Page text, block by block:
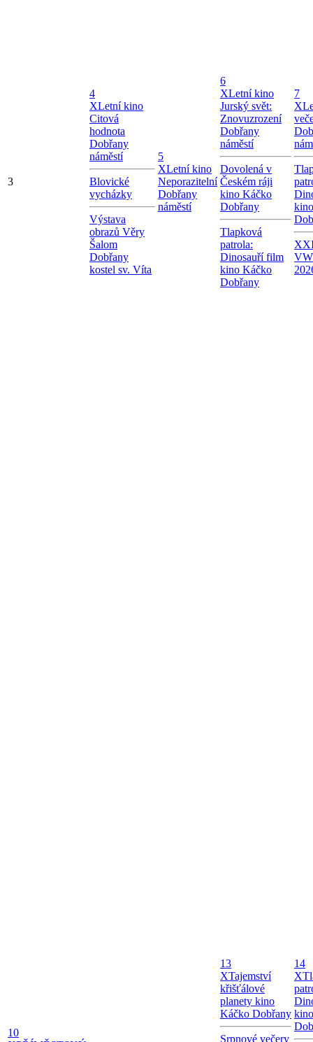
3
4
XLetní kino
Citová
hodnota
Dobřany
náměstí
Blovické
vycházky
Výstava
obrazů Věry
Šalom
Dobřany
kostel sv. Víta
5
XLetní kino
Neporazitelní
Dobřany
náměstí
6
XLetní kino
Jurský svět:
Znovuzrození
Dobřany
náměstí
Dovolená v
Českém ráji
kino Káčko
Dobřany
Tlapková
patrola:
Dinosauří film
kino Káčko
Dobřany
7
X
10
13
XTajemství
křišťálové
planety kino
Káčko Dobřany
Srpnové večery
14
X